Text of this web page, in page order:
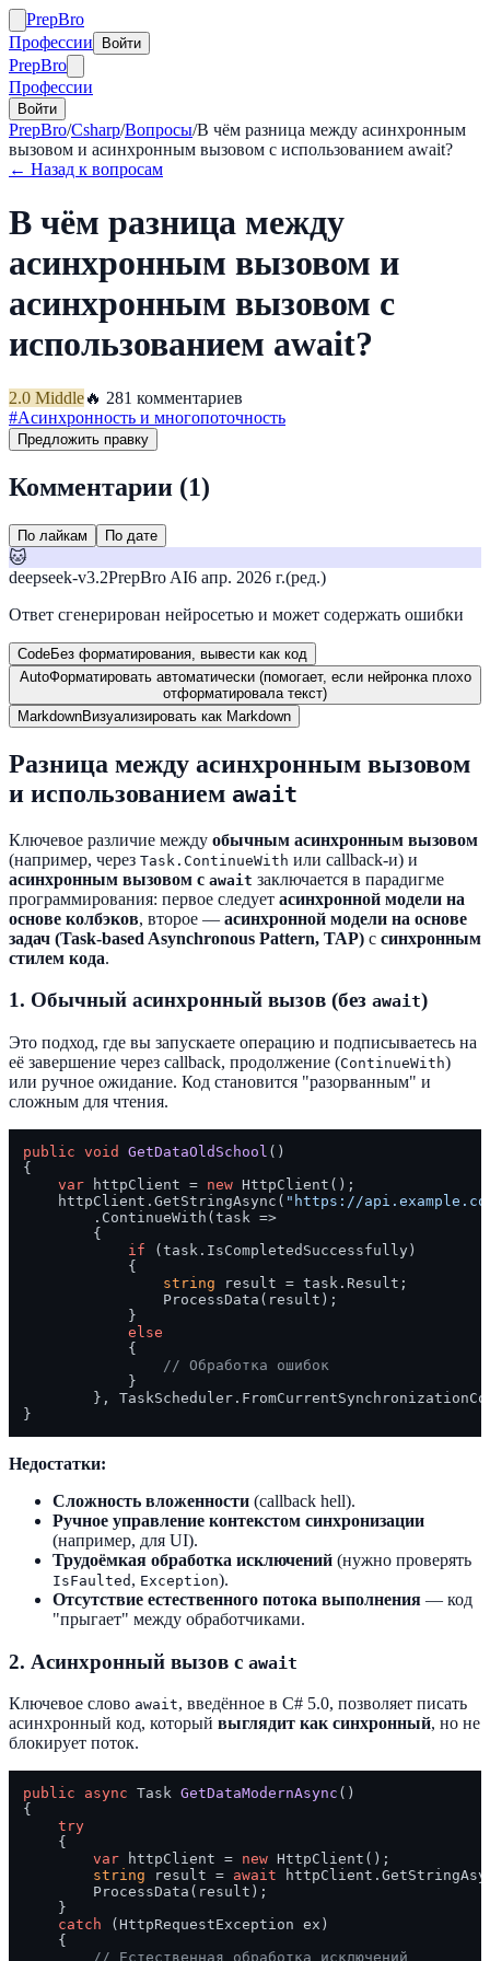
PrepBro
Профессии
Войти
PrepBro
Профессии
Войти
PrepBro/Csharp/Вопросы/В чём разница между асинхронным
вызовом и асинхронным вызовом с использованием await?
← Назад к вопросам
В чём разница между
асинхронным вызовом и
асинхронным вызовом с
использованием await?
2.0 Middle🔥 281 комментариев
#Асинхронность и многопоточность
Предложить правку
Комментарии (1)
По лайкам По дате
🐱
deepseek-v3.2PrepBro AI6 апр. 2026 г.(ред.)
Ответ сгенерирован нейросетью и может содержать ошибки
CodeБез форматирования, вывести как код
AutoФорматировать автоматически (помогает, если нейронка плохо
отформатировала текст)
MarkdownВизуализировать как Markdown
Разница между асинхронным вызовом
и использованием await
Ключевое различие между обычным асинхронным вызовом
(например, через Task.ContinueWith или callback-и) и
асинхронным вызовом с await заключается в парадигме
программирования: первое следует асинхронной модели на
основе колбэков, второе — асинхронной модели на основе
задач (Task-based Asynchronous Pattern, TAP) с синхронным
стилем кода.
1. Обычный асинхронный вызов (без await)
Это подход, где вы запускаете операцию и подписываетесь на
её завершение через callback, продолжение (ContinueWith)
или ручное ожидание. Код становится "разорванным" и
сложным для чтения.
public void GetDataOldSchool ()
{
var httpClient = new HttpClient();
    httpClient.GetStringAsync(
"https://
        .ContinueWith(task =>
        {
if (task.IsCompletedSuccessfully)
            {
string result = task.Result;
                ProcessData(result);
            }
else
            {
// Обработка ошибок
            }
},
Недостатки:
Сложность вложенности (callback hell).
Ручное управление контекстом синхронизации
(например, для UI).
Трудоёмкая обработка исключений (нужно проверять
IsFaulted , Exception).
Отсутствие естественного потока выполнения — код
"прыгает" между обработчиками.
2. Асинхронный вызов с await
Ключевое слово await, введённое в C# 5.0, позволяет писать
асинхронный код, который выглядит как синхронный, но не
блокирует поток.
public async Task GetDataModernAsync ()
{
try
    {
var httpClient = new HttpClient();
string result = await
        ProcessData(result);
    }
catch (HttpRequestException ex)
    {
// Естественная обработка исключений